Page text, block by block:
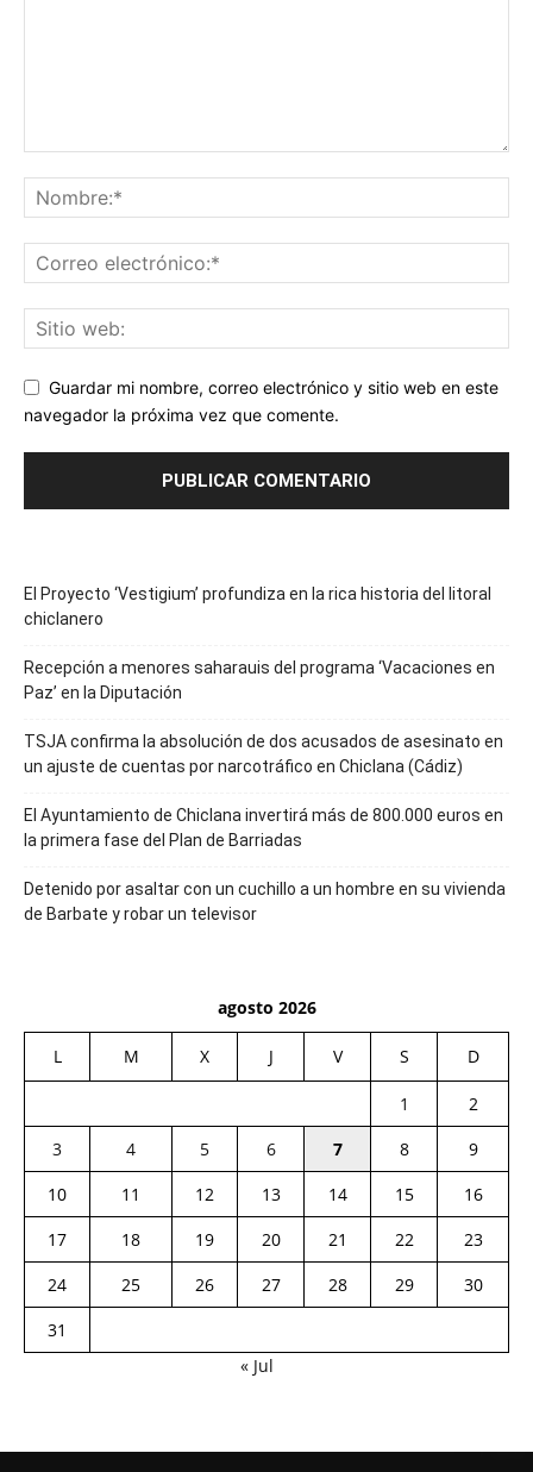
Guardar mi nombre, correo electrónico y sitio web en este
navegador la próxima vez que comente.
El Proyecto ‘Vestigium’ profundiza en la rica historia del litoral
chiclanero
Recepción a menores saharauis del programa ‘Vacaciones en
Paz’ en la Diputación
TSJA confirma la absolución de dos acusados de asesinato en
un ajuste de cuentas por narcotráfico en Chiclana (Cádiz)
El Ayuntamiento de Chiclana invertirá más de 800.000 euros en
la primera fase del Plan de Barriadas
Detenido por asaltar con un cuchillo a un hombre en su vivienda
de Barbate y robar un televisor
agosto 2026
L M X J V S D
1
2
3
4 5 6 7 8
9
10
11 12 13 14 15
16
17
18 19 20 21 22
23
24
25 26 27 28 29
30
31
« Jul